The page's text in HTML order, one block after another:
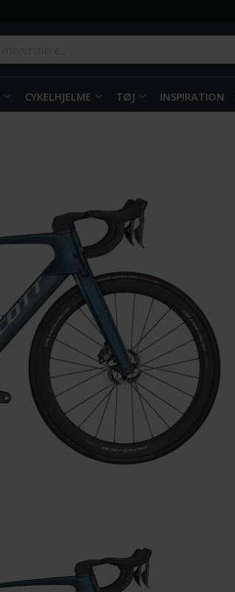
CYKELHJELME TØJ INSPIRATION